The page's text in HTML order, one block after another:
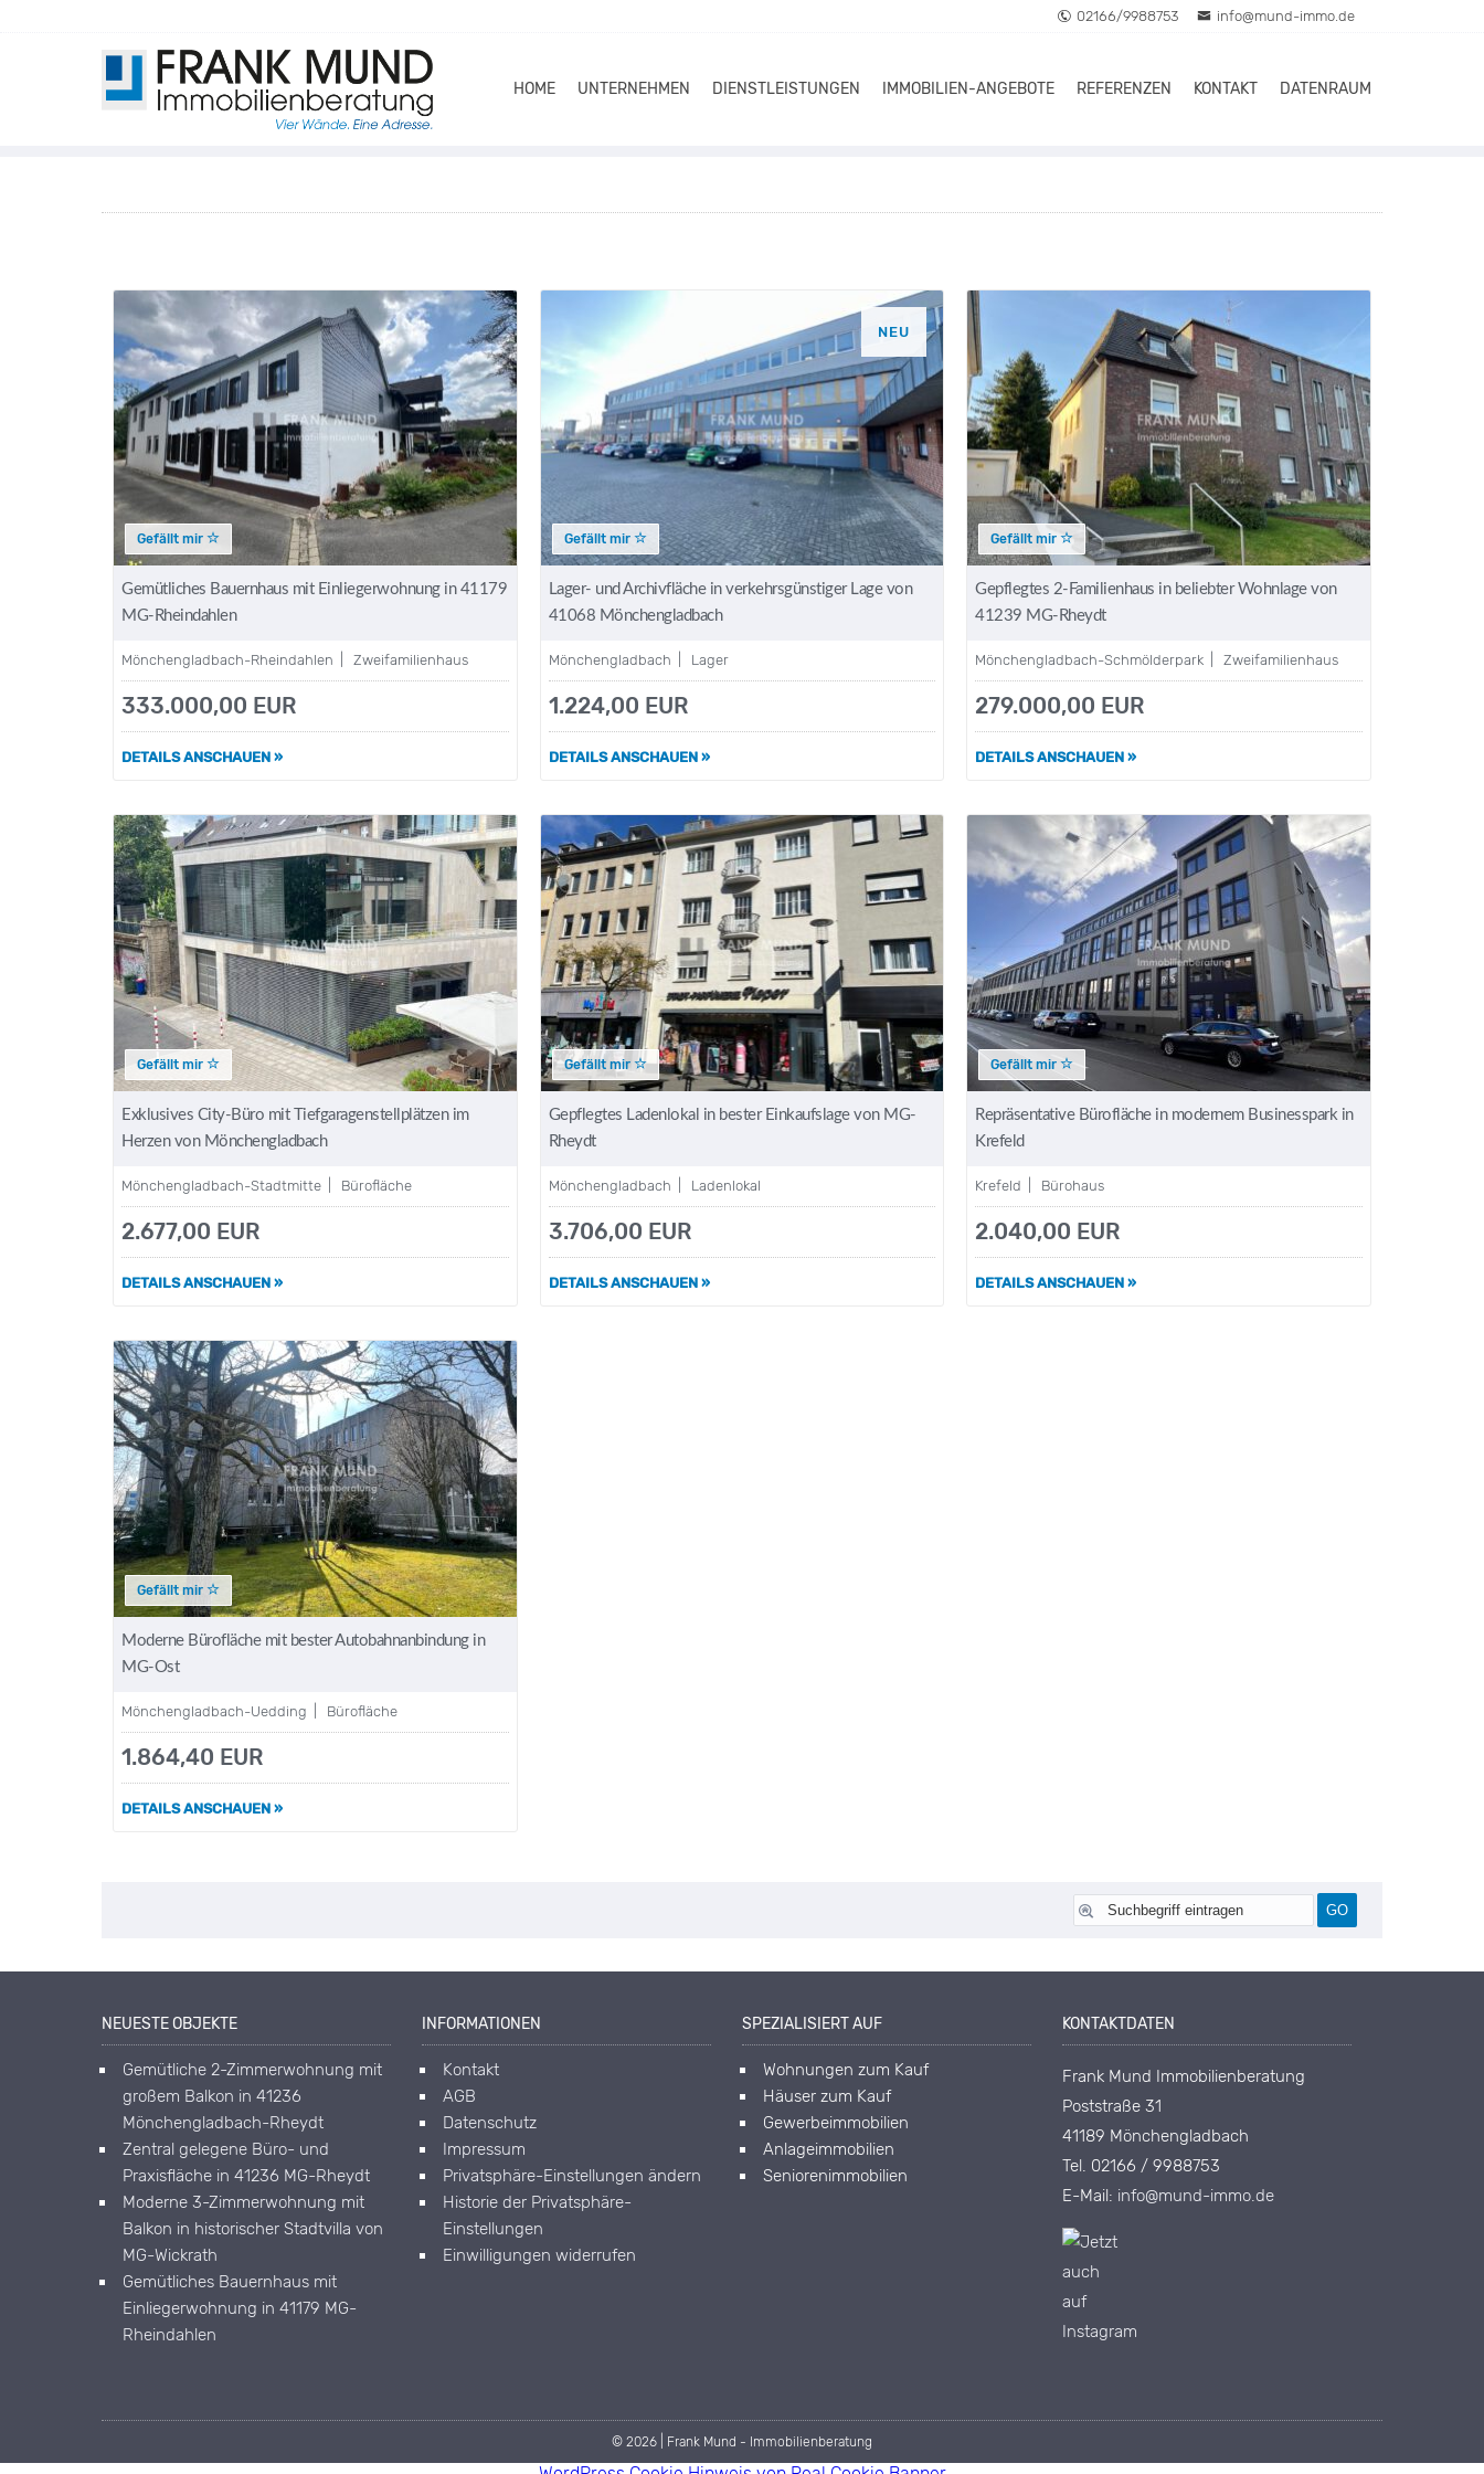
02166/9988753 info@mund-immo.de
HOME UNTERNEHMEN DIENSTLEISTUNGEN IMMOBILIEN-ANGEBOTE REFERENZEN KONTAKT DATENRAUM
Gefällt mir
Gemütliches Bauernhaus mit Einliegerwohnung in 41179
MG-Rheindahlen
Mönchengladbach-Rheindahlen | Zweifamilienhaus
333.000,00 EUR
DETAILS ANSCHAUEN »
NEU
Gefällt mir
Lager- und Archivfläche in verkehrsgünstiger Lage von
41068 Mönchengladbach
Mönchengladbach | Lager
1.224,00 EUR
DETAILS ANSCHAUEN »
Gefällt mir
Gepflegtes 2-Familienhaus in beliebter Wohnlage von
41239 MG-Rheydt
Mönchengladbach-Schmölderpark | Zweifamilienhaus
279.000,00 EUR
DETAILS ANSCHAUEN »
Gefällt mir
Exklusives City-Büro mit Tiefgaragenstellplätzen im
Herzen von Mönchengladbach
Mönchengladbach-Stadtmitte | Bürofläche
2.677,00 EUR
DETAILS ANSCHAUEN »
Gefällt mir
Gepflegtes Ladenlokal in bester Einkaufslage von MG-
Rheydt
Mönchengladbach | Ladenlokal
3.706,00 EUR
DETAILS ANSCHAUEN »
Gefällt mir
Repräsentative Bürofläche in modernem Businesspark in
Krefeld
Krefeld | Bürohaus
2.040,00 EUR
DETAILS ANSCHAUEN »
Gefällt mir
Moderne Bürofläche mit bester Autobahnanbindung in
MG-Ost
Mönchengladbach-Uedding | Bürofläche
1.864,40 EUR
DETAILS ANSCHAUEN »
NEUESTE OBJEKTE
Gemütliche 2-Zimmerwohnung mit
großem Balkon in 41236
Mönchengladbach-Rheydt
Zentral gelegene Büro- und
Praxisfläche in 41236 MG-Rheydt
Moderne 3-Zimmerwohnung mit
Balkon in historischer Stadtvilla von
MG-Wickrath
Gemütliches Bauernhaus mit
Einliegerwohnung in 41179 MG-
Rheindahlen
INFORMATIONEN
Kontakt
AGB
Datenschutz
Impressum
Privatsphäre-Einstellungen ändern
Historie der Privatsphäre-
Einstellungen
Einwilligungen widerrufen
SPEZIALISIERT AUF
Wohnungen zum Kauf
Häuser zum Kauf
Gewerbeimmobilien
Anlageimmobilien
Seniorenimmobilien
KONTAKTDATEN
Frank Mund Immobilienberatung
Poststraße 31
41189 Mönchengladbach
Tel. 02166 / 9988753
E-Mail: info@mund-immo.de
© 2026 | Frank Mund - Immobilienberatung